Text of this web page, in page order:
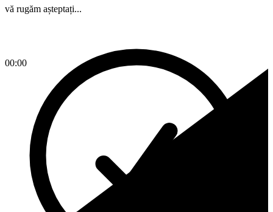
00:00
vă rugăm așteptați...